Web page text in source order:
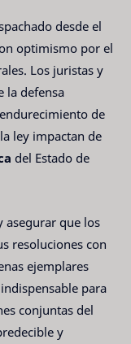
desde el
optimismo por el
Los juristas y
la defensa
de
ley impactan de
del Estado de
asegurar que los
resoluciones con
ejemplares
para
conjuntas del
y